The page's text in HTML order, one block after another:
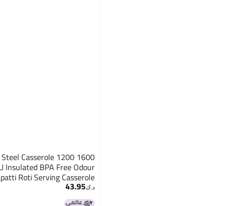
Casserole 1200 1600
Insulated BPA Free Odour
Roti Serving Casserole
د.ك‏43.95